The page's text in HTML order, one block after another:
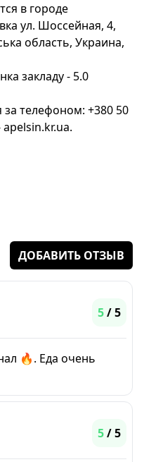
в городе
ул. Шоссейная, 4,
область, Украина,
закладу - 5.0
телефоном: +380 50
apelsin.kr.ua.
ДОБАВИТЬ ОТЗЫВ
5/ 5
🔥. Еда очень
5/ 5